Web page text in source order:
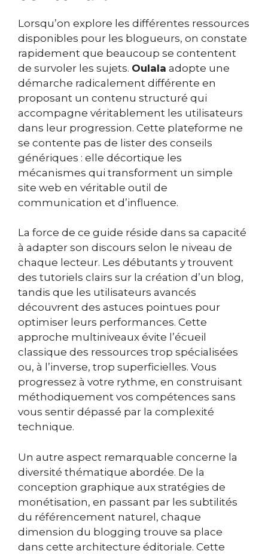
Lorsqu’on explore les différentes ressources
disponibles pour les blogueurs, on constate
rapidement que beaucoup se contentent
de survoler les sujets. Oulala adopte une
démarche radicalement différente en
proposant un contenu structuré qui
accompagne véritablement les utilisateurs
dans leur progression. Cette plateforme ne
se contente pas de lister des conseils
génériques : elle décortique les
mécanismes qui transforment un simple
site web en véritable outil de
communication et d’influence.
La force de ce guide réside dans sa capacité
à adapter son discours selon le niveau de
chaque lecteur. Les débutants y trouvent
des tutoriels clairs sur la création d’un blog,
tandis que les utilisateurs avancés
découvrent des astuces pointues pour
optimiser leurs performances. Cette
approche multiniveaux évite l’écueil
classique des ressources trop spécialisées
ou, à l’inverse, trop superficielles. Vous
progressez à votre rythme, en construisant
méthodiquement vos compétences sans
vous sentir dépassé par la complexité
technique.
Un autre aspect remarquable concerne la
diversité thématique abordée. De la
conception graphique aux stratégies de
monétisation, en passant par les subtilités
du référencement naturel, chaque
dimension du blogging trouve sa place
dans cette architecture éditoriale. Cette